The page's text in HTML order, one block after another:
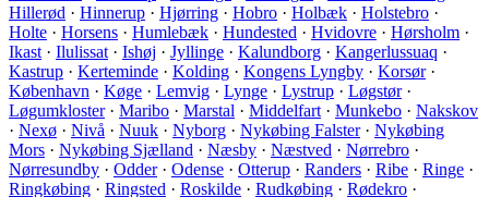
Hillerød · Hinnerup · Hjørring · Hobro · Holbæk · Holstebro ·
Holte · Horsens · Humlebæk · Hundested · Hvidovre · Hørsholm ·
Ikast · Ilulissat · Ishøj · Jyllinge · Kalundborg · Kangerlussuaq ·
Kastrup · Kerteminde · Kolding · Kongens Lyngby · Korsør·
København · Køge · Lemvig · Lynge · Lystrup · Løgstør·
Løgumkloster· Maribo · Marstal · Middelfart · Munkebo · Nakskov
· Nexø · Nivå · Nuuk · Nyborg · Nykøbing Falster· Nykøbing
Mors · Nykøbing Sjælland · Næsby · Næstved · Nørrebro ·
Nørresundby · Odder· Odense · Otterup · Randers · Ribe · Ringe ·
Ringkøbing · Ringsted · Roskilde · Rudkøbing · Rødekro ·